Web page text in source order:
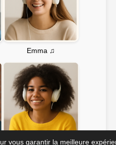
Emma ♫
vous garantir la meilleure